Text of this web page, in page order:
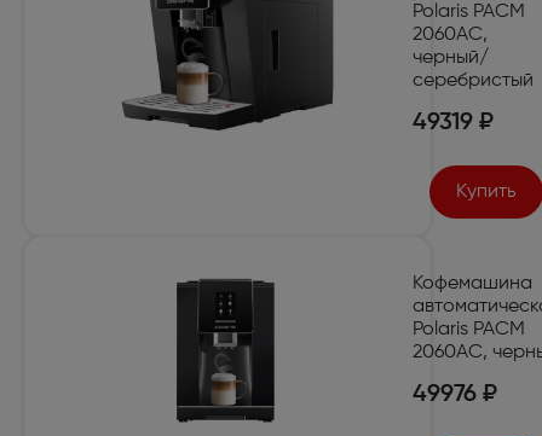
Polaris PACM
2060AC,
черный/
серебристый
49319 ₽
Купить
Кофемашина
Polaris PACM
2060AC,
49976 ₽